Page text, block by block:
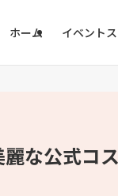
ホーム イベント
な公式コ